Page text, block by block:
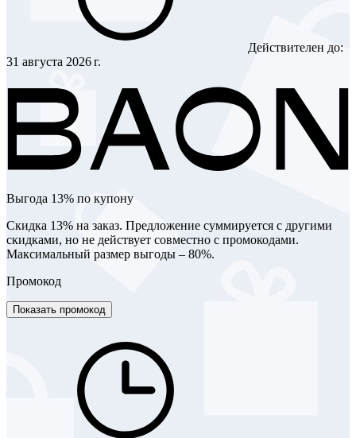
Действителен до:
31 августа 2026 г.
Выгода 13% по купону
Скидка 13% на заказ. Предложение суммируется с другими
скидками, но не действует совместно с промокодами.
Максимальный размер выгоды – 80%.
Промокод
Показать промокод